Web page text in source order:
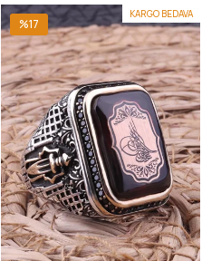
KARGO BEDAVA
%17